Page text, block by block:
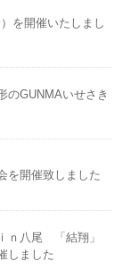
を開催いたしまし
GUNMAいせさき
開催致しました
ｎ八尾 「結翔」
しました